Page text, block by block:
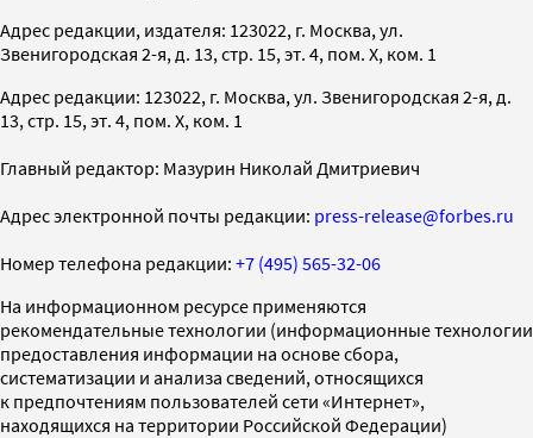
Адрес редакции, издателя: 123022, г. Москва, ул.
Звенигородская 2-я, д. 13, стр. 15, эт. 4, пом. X, ком. 1
Адрес редакции: 123022, г. Москва, ул. Звенигородская 2-я, д.
13, стр. 15, эт. 4, пом. X, ком. 1
Главный редактор: Мазурин Николай Дмитриевич
Адрес электронной почты редакции: press-release@forbes.ru
Номер телефона редакции: +7 (495) 565-32-06
На информационном ресурсе применяются
рекомендательные технологии (информационные технологии
предоставления информации на основе сбора,
систематизации и анализа сведений, относящихся
к предпочтениям пользователей сети «Интернет»,
находящихся на территории Российской Федерации)